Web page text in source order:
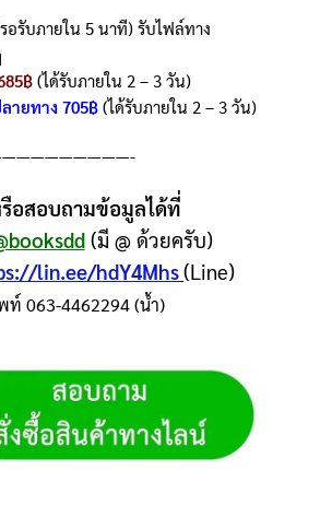
อรับภายใน 5 นาที) รับไฟล์ทาง
฿ (ได้รับภายใน 2 – 3 วัน)
ายทาง 705฿ (ได้รับภายใน 2 – 3 วัน)
อสอบถามข้อมูลได้ที่
(มี @ ด้วยครับ)
lin.ee/hdY4Mhs(Line)
ท์ 063-4462294 (น้ำ)